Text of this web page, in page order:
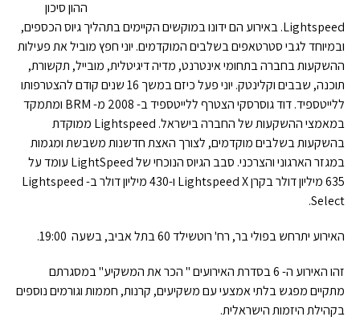
ההון סיכון
Lightspeed. באירוע הם ידונו במוקשים הקיימים בתהליך גיוס הכספים,
ובמיוחד לגבי סטרטאפים בשלבים המוקדמים. יוני חפץ מוביל את פעילות
ההשקעות בחברה בתחומי אינטרנט, מדיה דיגיטלית, מובייל, תקשורת,
תוכנה, שבבים וקלינטק. יוני פעל כיזם במשך 16 שנים קודם להצטרפותו
ללייטספיד. דוד גוסרסקי הצטרף ללייטספיד ב- 2008 מ- BRM ומתמקד
במאמצי ההשקעות של החברה בישראל. Lightspeed ממוקדת
בהשקעות בשלבים מוקדמים, לצורך האצת חדשנות משבשת ומגמות
במגזר הארגוני והצרכני. סבב הגיוס הנוכחי של LightSpeed עומד על
635 מיליון דולר בקרן Lightspeed X ו-430 מיליון דולר ב- Lightspeed
Select.
האירוע יתרחש בפולי בר, רח' רוטשילד 60 בתל אביב, בשעה 19:00.
זהו האירוע ה- 6 בסדרת האירועים " הכר את המשקיע" במסגרתם
מתקיים מפגש בלתי אמצעי עם משקיעים, קרנות, חממות וגורמים נוספים
בקהילת היזמות הישראלית.